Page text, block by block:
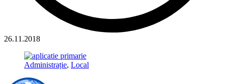
26.11.2018
Administrație, Local